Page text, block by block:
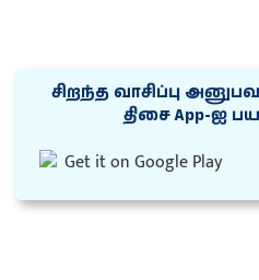
சிறந்த வாசிப்பு
திசை App-ஐ